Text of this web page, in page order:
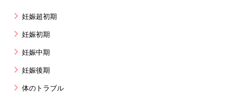
妊娠超初期
妊娠初期
妊娠中期
妊娠後期
体のトラブル